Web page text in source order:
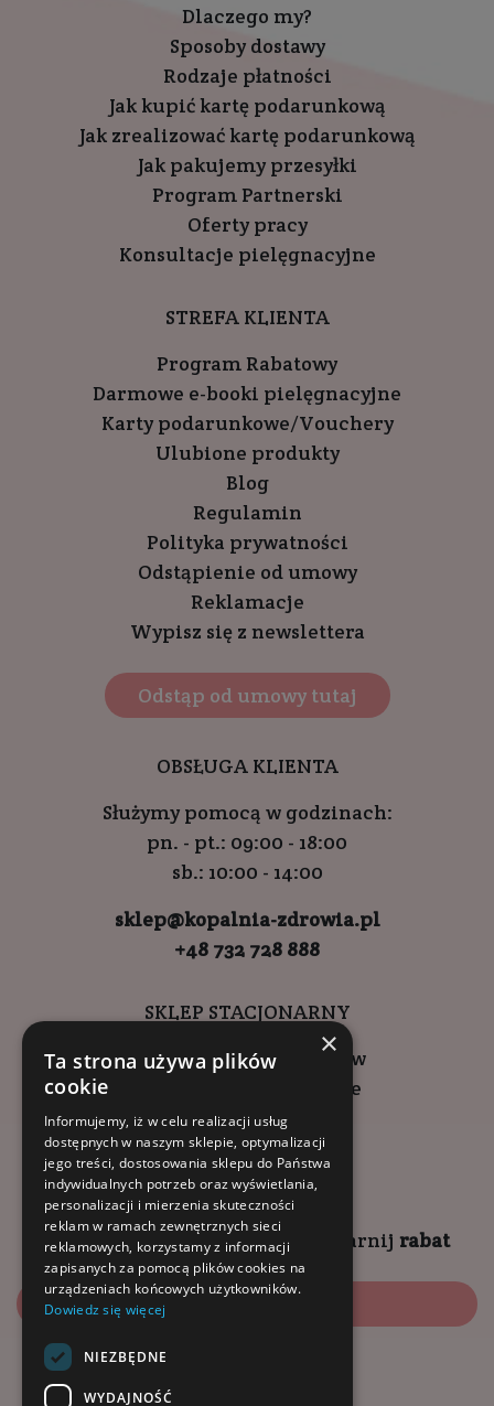
Dlaczego my?
Sposoby dostawy
Rodzaje płatności
Jak kupić kartę podarunkową
Jak zrealizować kartę podarunkową
Jak pakujemy przesyłki
Program Partnerski
Oferty pracy
Konsultacje pielęgnacyjne
STREFA KLIENTA
Program Rabatowy
Darmowe e-booki pielęgnacyjne
Karty podarunkowe/Vouchery
Ulubione produkty
Blog
Regulamin
Polityka prywatności
Odstąpienie od umowy
Reklamacje
Wypisz się z newslettera
Odstąp od umowy tutaj
OBSŁUGA KLIENTA
Służymy pomocą w godzinach:
pn. - pt.: 09:00 - 18:00
sb.: 10:00 - 14:00
sklep@kopalnia-zdrowia.pl
+48 732 728 888
SKLEP STACJONARNY
ul. Wadowicka 6, Kraków
Kompleks Buma Square
godziny otwarcia:
9:00 - 18:00 (pon-pt)
10:00 - 14:00 (sob)
Zapisz się naNEWSLETTER zgarnij rabat
Zapisz się
×
Ta strona używa plików
cookie
Informujemy, iż w celu realizacji usług
dostępnych w naszym sklepie, optymalizacji
jego treści, dostosowania sklepu do Państwa
indywidualnych potrzeb oraz wyświetlania,
personalizacji i mierzenia skuteczności
reklam w ramach zewnętrznych sieci
reklamowych, korzystamy z informacji
zapisanych za pomocą plików cookies na
urządzeniach końcowych użytkowników.
Dowiedz się więcej
NIEZBĘDNE
WYDAJNOŚĆ